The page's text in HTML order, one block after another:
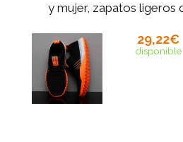
y mujer, zapatos ligeros
29,22€
disponible